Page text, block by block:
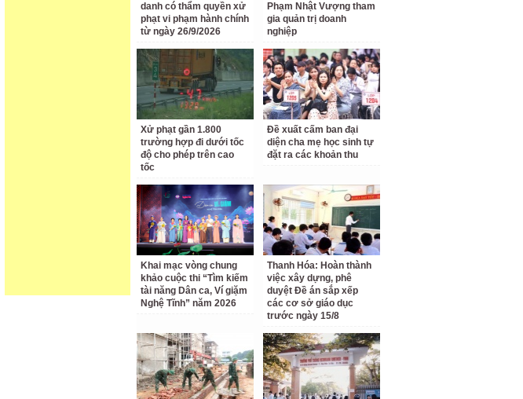
danh có thẩm quyền xử
phạt vi phạm hành chính
từ ngày 26/9/2026
Phạm Nhật Vượng tham
gia quản trị doanh
nghiệp
Xử phạt gần 1.800
trường hợp đi dưới tốc
độ cho phép trên cao
tốc
Đề xuất cấm ban đại
diện cha mẹ học sinh tự
đặt ra các khoản thu
Khai mạc vòng chung
khảo cuộc thi “Tìm kiếm
tài năng Dân ca, Ví giặm
Nghệ Tĩnh” năm 2026
Thanh Hóa: Hoàn thành
việc xây dựng, phê
duyệt Đề án sắp xếp
các cơ sở giáo dục
trước ngày 15/8